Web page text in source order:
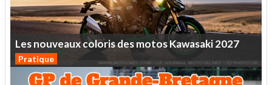
LesnouveauxcolorisdesmotosKawasaki2027
Pratique